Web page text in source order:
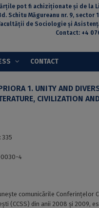
pot fi achiziționate și de la
Schitu Măgureanu nr. 9, sector
de Sociologie și
Contact: +4
CONTACT
1. UNITY AND
CIVILIZATION
335
4
comunicările Conferințelor
(CCSS) din anii 2008 și 2009,